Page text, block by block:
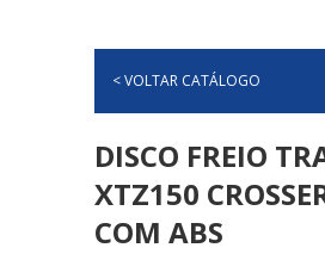
< VOLTAR CATÁLOGO
DISCO FREIO
XTZ150
COM ABS